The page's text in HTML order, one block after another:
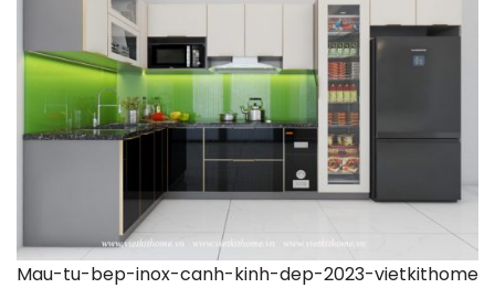
Mau-tu-bep-inox-canh-kinh-dep-2023-vietkithome